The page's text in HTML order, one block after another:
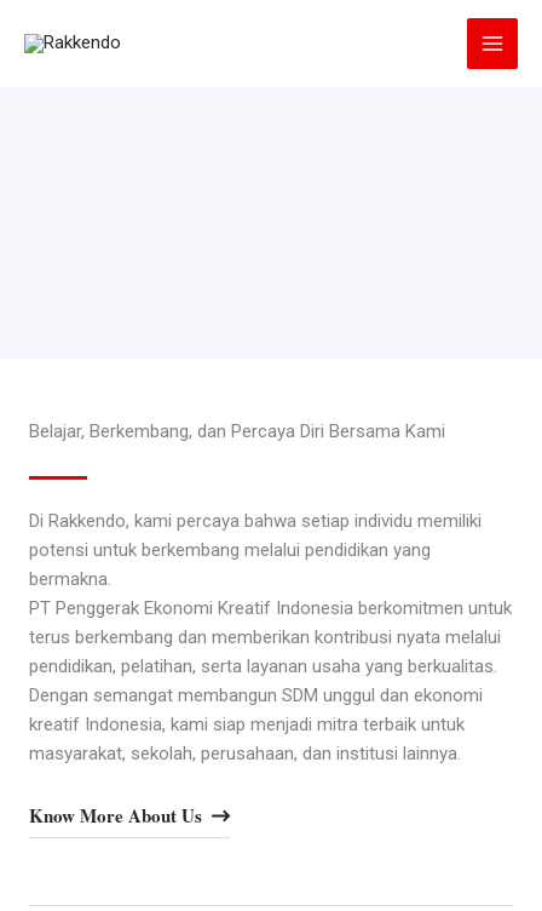
Belajar, Berkembang, dan Percaya Diri Bersama Kami
Di Rakkendo, kami percaya bahwa setiap individu memiliki
potensi untuk berkembang melalui pendidikan yang
bermakna.
PT Penggerak Ekonomi Kreatif Indonesia berkomitmen untuk
terus berkembang dan memberikan kontribusi nyata melalui
pendidikan, pelatihan, serta layanan usaha yang berkualitas.
Dengan semangat membangun SDM unggul dan ekonomi
kreatif Indonesia, kami siap menjadi mitra terbaik untuk
masyarakat, sekolah, perusahaan, dan institusi lainnya.
Know More About Us